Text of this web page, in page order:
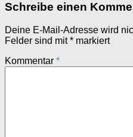
Schreibe einen
Deine E-Mail-Adresse wird
Felder sind mit* markiert
Kommentar *